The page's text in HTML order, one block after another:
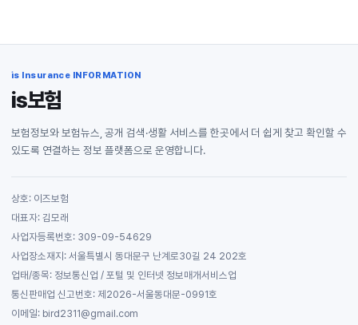
is Insurance INFORMATION
is보험
보험정보와 보험뉴스, 공개 검색·생활 서비스를 한곳에서 더 쉽게 찾고 확인할 수
있도록 연결하는 정보 플랫폼으로 운영합니다.
상호: 이즈보험
대표자: 김모래
사업자등록번호: 309-09-54629
사업장소재지: 서울특별시 동대문구 난계로30길 24 202호
업태/종목: 정보통신업 / 포털 및 인터넷 정보매개서비스업
통신판매업 신고번호: 제2026-서울동대문-0991호
이메일: bird2311@gmail.com